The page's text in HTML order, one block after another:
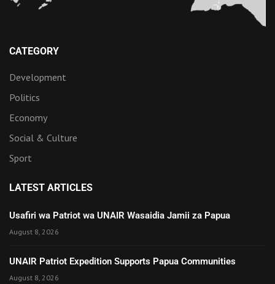
CATEGORY
Development
Politics
Economy
Social & Culture
Sport
LATEST ARTICLES
Usafiri wa Patriot wa UNAIR Wasaidia Jamii za Papua
August 8, 2026
UNAIR Patriot Expedition Supports Papua Communities
August 8, 2026